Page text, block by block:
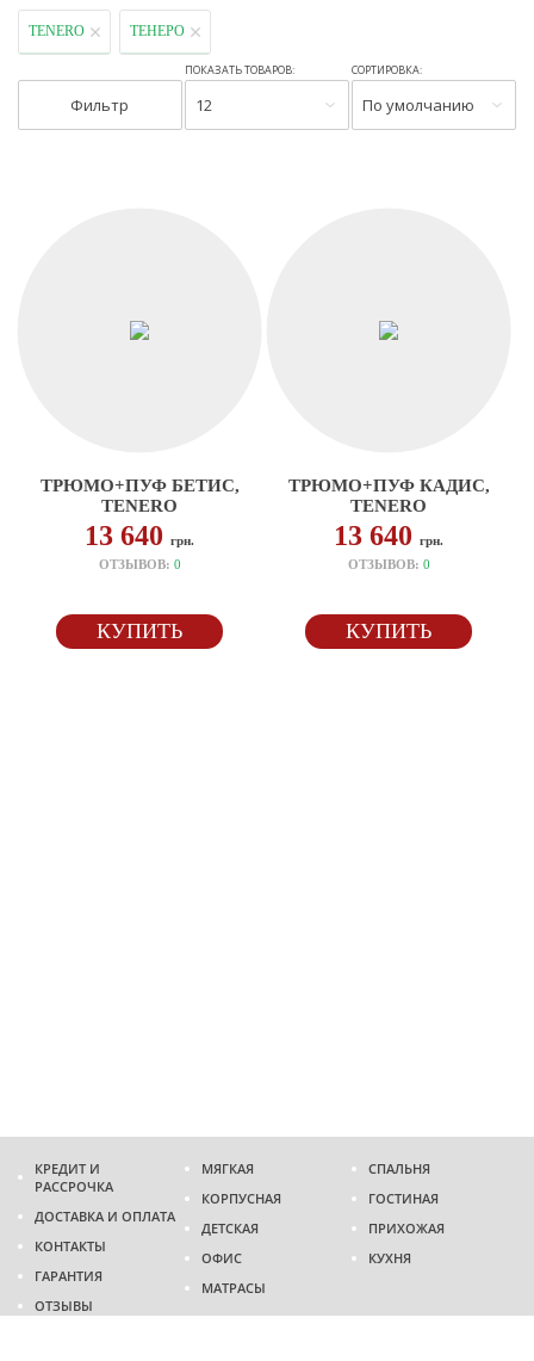
TENERO ТЕНЕРО
Фильтр
ПОКАЗАТЬ ТОВАРОВ:
12
СОРТИРОВКА:
По умолчанию
ТРЮМО+ПУФ БЕТИС,
TENERO
13 640грн.
ОТЗЫВОВ: 0
КУПИТЬ
ТРЮМО+ПУФ КАДИС,
TENERO
13 640грн.
ОТЗЫВОВ: 0
КУПИТЬ
КРЕДИТ И
РАССРОЧКА
ДОСТАВКА И ОПЛАТА
КОНТАКТЫ
ГАРАНТИЯ
ОТЗЫВЫ
МЯГКАЯ
КОРПУСНАЯ
ДЕТСКАЯ
ОФИС
МАТРАСЫ
СПАЛЬНЯ
ГОСТИНАЯ
ПРИХОЖАЯ
КУХНЯ